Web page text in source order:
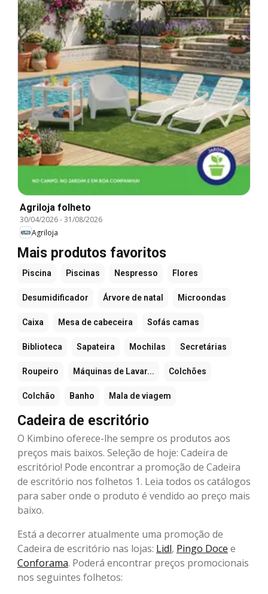
Agriloja folheto
30/04/2026-31/08/2026
Agriloja
Mais produtos favoritos
Piscina Piscinas Nespresso Flores
Desumidificador Árvore de natal Microondas
Caixa Mesa de cabeceira Sofás camas
Biblioteca Sapateira Mochilas Secretárias
Roupeiro Máquinas de Lavar... Colchões
Colchão Banho Mala de viagem
Cadeira de escritório
O Kimbino oferece-lhe sempre os produtos aos
preços mais baixos. Seleção de hoje: Cadeira de
escritório! Pode encontrar a promoção de Cadeira
de escritório nos folhetos 1. Leia todos os catálogos
para saber onde o produto é vendido ao preço mais
baixo.
Está a decorrer atualmente uma promoção de
Cadeira de escritório nas lojas: Lidl, Pingo Doce e
Conforama. Poderá encontrar preços promocionais
nos seguintes folhetos: